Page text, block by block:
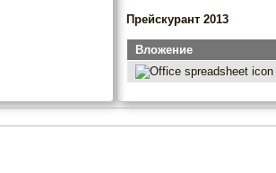
Прейскурант 2013
Вложение